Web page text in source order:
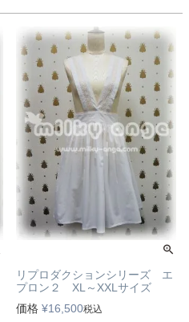
リプロダクションシリーズ エ
プロン２ XL～XXLサイズ
価格 ¥16,500税込